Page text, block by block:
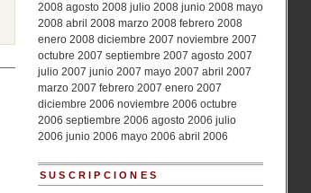
2008 agosto 2008 julio 2008 junio 2008 mayo
2008 abril 2008 marzo 2008 febrero 2008
enero 2008 diciembre 2007 noviembre 2007
octubre 2007 septiembre 2007 agosto 2007
julio 2007 junio 2007 mayo 2007 abril 2007
marzo 2007 febrero 2007 enero 2007
diciembre 2006 noviembre 2006 octubre
2006 septiembre 2006 agosto 2006 julio
2006 junio 2006 mayo 2006 abril 2006
SUSCRIPCIONES